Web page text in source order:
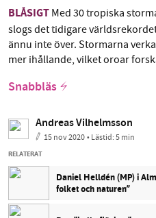
BLÅSIGT Med 30 tropiska
slogs det tidigare
ännu inte över. Stormarna
mer ihållande, vilket oroar
Snabbläs
Andreas Vilhelmsson
15 nov 2020• Lästid:5 min
RELATERAT
Daniel Helldén (MP) i
folket och naturen”